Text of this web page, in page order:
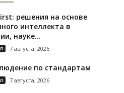
решения на основе
интеллекта в
науке...
7 августа, 2026
по стандартам
7 августа, 2026